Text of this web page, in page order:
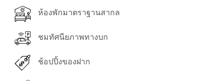
ห้องพักมาตราฐานสากล
ชมทัศนียภาพทางบก
ช้อปปิ้งของฝาก